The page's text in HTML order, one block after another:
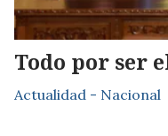
Todo por ser
Actualidad - Nacional